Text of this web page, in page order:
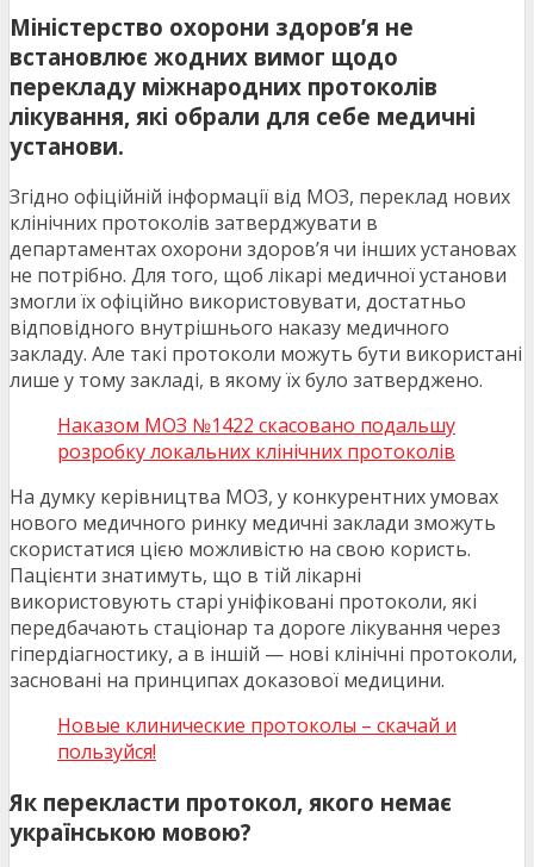
Міністерство охорони здоров’я не
встановлює жодних вимог щодо
перекладу міжнародних протоколів
лікування, які обрали для себе медичні
установи.
Згідно офіційній інформації від МОЗ, переклад нових
клінічних протоколів затверджувати в
департаментах охорони здоров’я чи інших установах
не потрібно. Для того, щоб лікарі медичної установи
змогли їх офіційно використовувати, достатньо
відповідного внутрішнього наказу медичного
закладу. Але такі протоколи можуть бути використані
лише у тому закладі, в якому їх було затверджено.
Наказом МОЗ №1422 скасовано подальшу
розробку локальних клінічних протоколів
На думку керівництва МОЗ, у конкурентних умовах
нового медичного ринку медичні заклади зможуть
скористатися цією можливістю на свою користь.
Пацієнти знатимуть, що в тій лікарні
використовують старі уніфіковані протоколи, які
передбачають стаціонар та дороге лікування через
гіпердіагностику, а в іншій — нові клінічні протоколи,
засновані на принципах доказової медицини.
Новые клинические протоколы – скачай и
пользуйся!
Як перекласти протокол, якого немає
українською мовою?